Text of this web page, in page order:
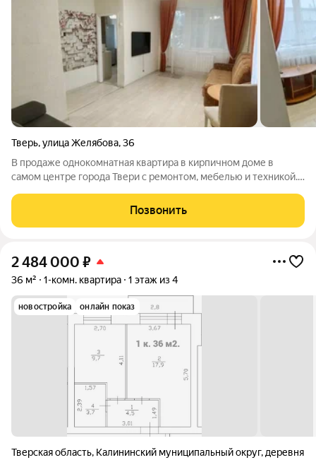
Тверь,улица Желябова,36
В продаже однокомнатная квартира в кирпичном доме в
самом центре города Твери с ремонтом, мебелью и техникой.
проживания или сдачи в аренду. Закрытый двор! Рядом
находятся корпуса ТВГУ, академия ПВО.
Позвонить
2 484 000 ₽
36 м² 1-комн. квартира 1 этаж из 4
новостройка онлайн показ
Тверская область, Калининский муниципальный округ, деревня